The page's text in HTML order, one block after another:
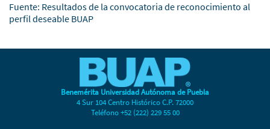
Fuente: Resultados de la convocatoria de reconocimiento al
perfil deseable BUAP
Benemérita Universidad Autónoma de Puebla
4 Sur 104 Centro Histórico C.P. 72000
Teléfono +52 (222) 229 55 00